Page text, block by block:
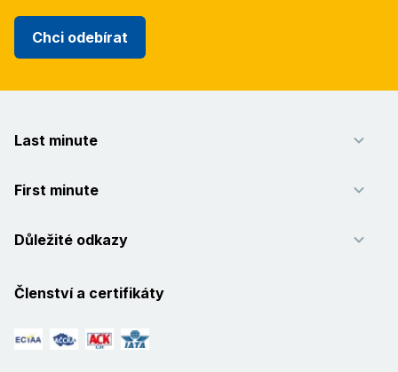
Chci odebírat
Last minute
First minute
Důležité odkazy
Členství a certifikáty